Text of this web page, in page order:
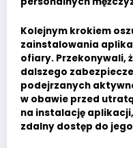
Kolejnym krokiem
zainstalowania
ofiary. Przekonywali,
dalszego
podejrzanych
w obawie przed
na instalację
zdalny dostęp do